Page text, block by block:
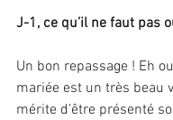
J-1, ce qu’il ne faut pas
Un bon repassage ! Eh
mariée est un très beau
mérite d’être présenté